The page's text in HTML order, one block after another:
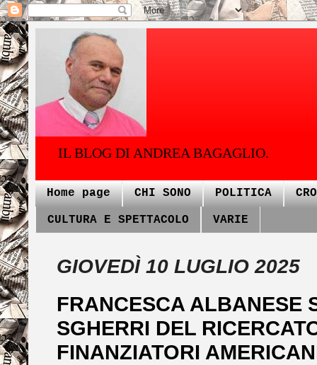
IL BLOG DI ANDREA BAGAGLIO.
Home page CHI SONO POLITICA
CULTURA E SPETTACOLO VARIE
GIOVEDÌ 10 LUGLIO 2025
FRANCESCA ALBANESE
SGHERRI DEL
FINANZIATORI